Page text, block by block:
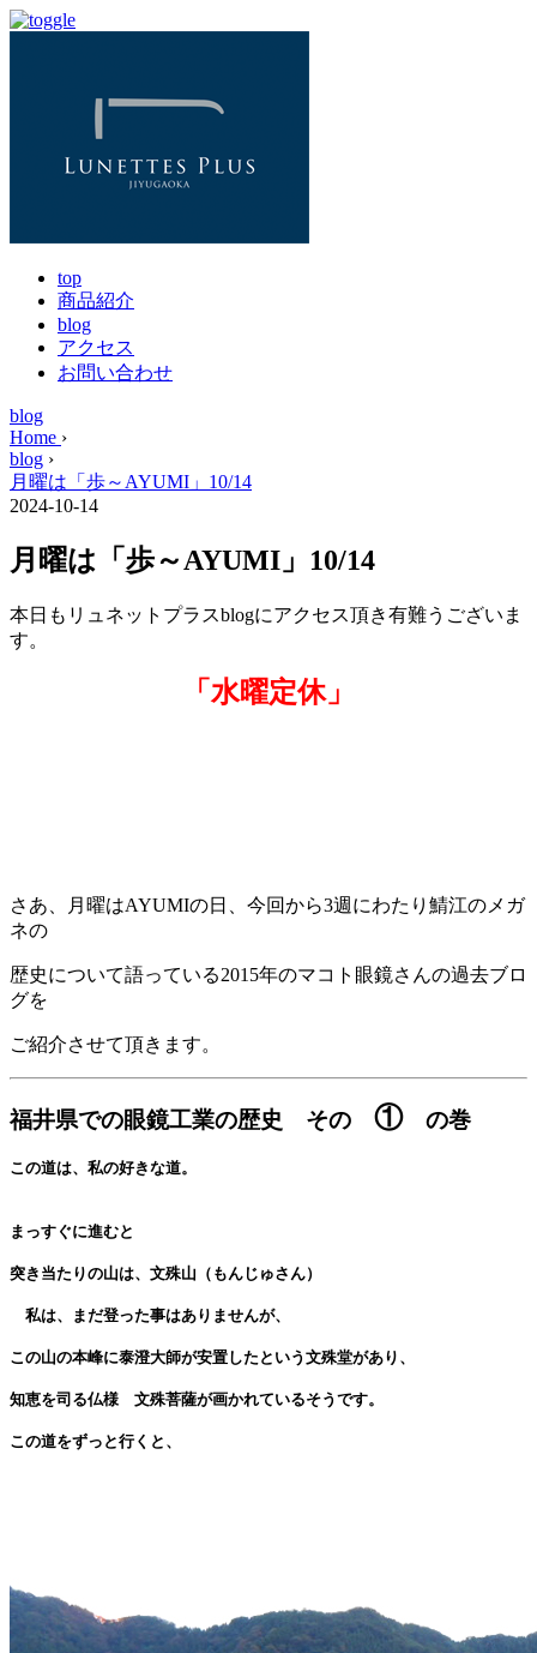
top
商品紹介
blog
アクセス
お問い合わせ
blog
Home ›
blog ›
月曜は「歩～AYUMI」10/14
2024-10-14
月曜は「歩～AYUMI」10/14
本日もリュネットプラスblogにアクセス頂き有難うございま
す。
「水曜定休」
さあ、月曜はAYUMIの日、今回から3週にわたり鯖江のメガ
ネの
歴史について語っている2015年のマコト眼鏡さんの過去ブロ
グを
ご紹介させて頂きます。
福井県での眼鏡工業の歴史 その ①の巻
この道は、私の好きな道。
まっすぐに進むと
突き当たりの山は、文殊山（もんじゅさん）
私は、まだ登った事はありませんが、
この山の本峰に泰澄大師が安置したという文殊堂があり、
知恵を司る仏様 文殊菩薩が画かれているそうです。
この道をずっと行くと、